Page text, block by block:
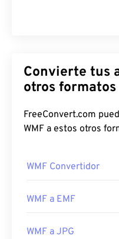
Convierte tus
otros formatos
FreeConvert.com
WMF a estos otros
WMF Convertidor
WMF a EMF
WMF a JPG